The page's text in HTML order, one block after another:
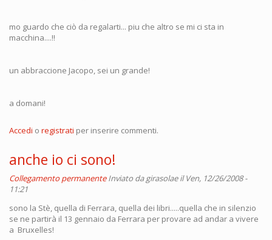
mo guardo che ciò da regalarti... piu che altro se mi ci sta in
macchina....!!
un abbraccione Jacopo, sei un grande!
a domani!
Accedi o registrati per inserire commenti.
anche io ci sono!
Collegamento permanente Inviato dagirasolaeil Ven, 12/26/2008 -
11:21
sono la Stè, quella di Ferrara, quella dei libri.....quella che in silenzio
se ne partirà il 13 gennaio da Ferrara per provare ad andar a vivere
a Bruxelles!